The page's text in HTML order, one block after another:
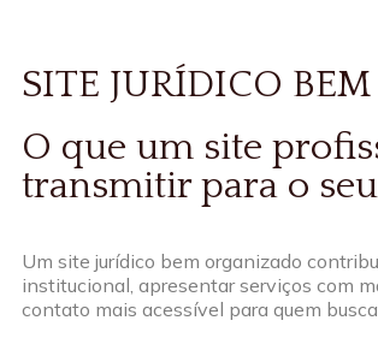
SITE JURÍDICO
O que um site
transmitir para o
Um site jurídico bem organizado
institucional, apresentar serviços com
contato mais acessível para quem